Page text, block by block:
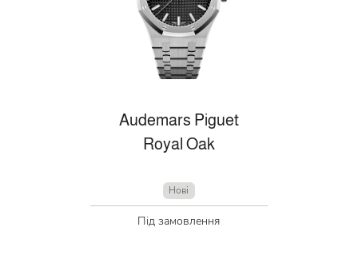
Audemars Piguet
Royal Oak
Нові
Під замовлення